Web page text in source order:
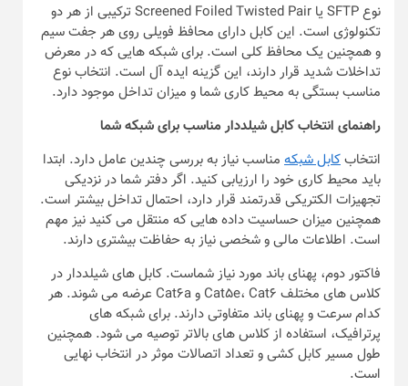
نوع SFTP یا Screened Foiled Twisted Pair ترکیبی از هر دو
تکنولوژی است. این کابل دارای محافظ فویلی روی هر جفت سیم
و همچنین یک محافظ کلی است. برای شبکه هایی که در معرض
تداخلات شدید قرار دارند، این گزینه ایده آل است. انتخاب نوع
مناسب بستگی به محیط کاری شما و میزان تداخل موجود دارد.
راهنمای انتخاب کابل شیلددار مناسب برای شبکه شما
انتخابکابل شبکه مناسب نیاز به بررسی چندین عامل دارد. ابتدا
باید محیط کاری خود را ارزیابی کنید. اگر دفتر شما در نزدیکی
تجهیزات الکتریکی قدرتمند قرار دارد، احتمال تداخل بیشتر است.
همچنین میزان حساسیت داده هایی که منتقل می کنید نیز مهم
است. اطلاعات مالی و شخصی نیاز به حفاظت بیشتری دارند.
فاکتور دوم، پهنای باند مورد نیاز شماست. کابل های شیلددار در
کلاس های مختلف Cat5e، Cat6 و Cat6a عرضه می شوند. هر
کدام سرعت و پهنای باند متفاوتی دارند. برای شبکه های
پرترافیک، استفاده از کلاس های بالاتر توصیه می شود. همچنین
طول مسیر کابل کشی و تعداد اتصالات موثر در انتخاب نهایی
است.